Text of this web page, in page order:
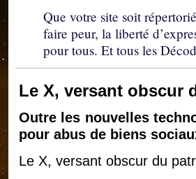
Que votre site soit
faire peur, la liberté
pour tous. Et tous les
Le X, versant obscur
Outre les nouvelles
pour abus de biens
Le X, versant obscur du